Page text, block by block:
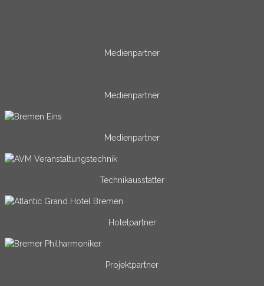
Medienpartner
Medienpartner
Medienpartner
Technikausstatter
Hotelpartner
Projektpartner